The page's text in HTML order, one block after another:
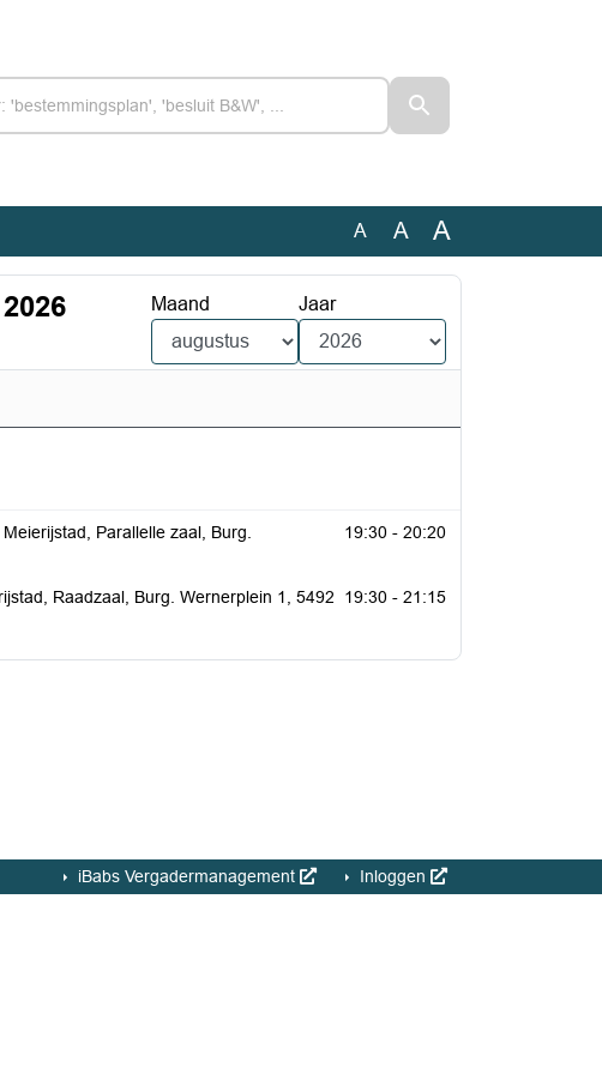
A A A
Maand Jaar
Parallelle zaal, Burg.
19:30 - 20:20
Raadzaal, Burg. Wernerplein 1, 5492
19:30 - 21:15
iBabs Vergadermanagement Inloggen